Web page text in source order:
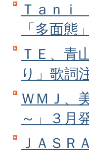
Ｔａｎｉ
「多面態
ＴＥ、青
り」歌詞
ＷＭＪ、
～」３月
ＪＡＳＲ